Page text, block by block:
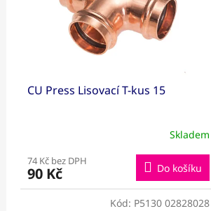
CU Press Lisovací T-kus 15
Skladem
74 Kč bez DPH
90 Kč Do košíku
Kód: P5130 02828028